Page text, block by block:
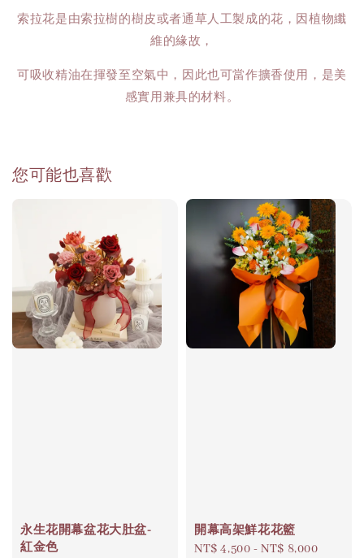
索拉花是由索拉樹的樹皮或者通草人工製成的花，因植物纖
維的緣故，
可吸收精油在揮發至空氣中，因此也可當作擴香使用，是美
感實用兼具的材料。
您可能也喜歡
永生花開幕盆花大肚盆-
紅金色
開幕高架鮮花花籃
Regular
NT$ 4,500 -NT$ 8,000